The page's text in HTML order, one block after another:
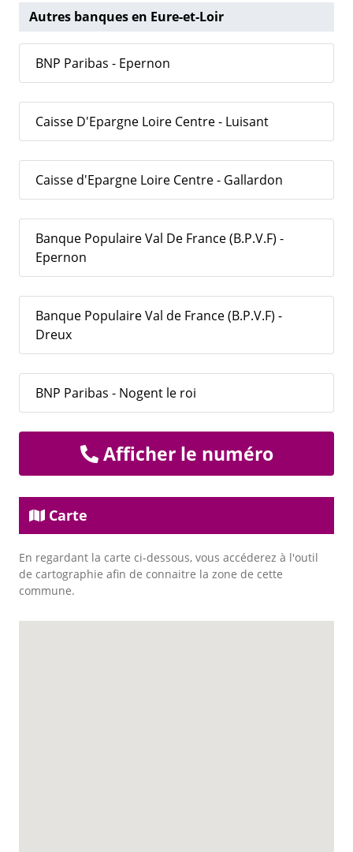
Autres banques en Eure-et-Loir
BNP Paribas - Epernon
Caisse D'Epargne Loire Centre - Luisant
Caisse d'Epargne Loire Centre - Gallardon
Banque Populaire Val De France (B.P.V.F) -
Epernon
Banque Populaire Val de France (B.P.V.F) -
Dreux
BNP Paribas - Nogent le roi
Afficher le numéro
Carte
En regardant la carte ci-dessous, vous accéderez à l'outil
de cartographie afin de connaitre la zone de cette
commune.